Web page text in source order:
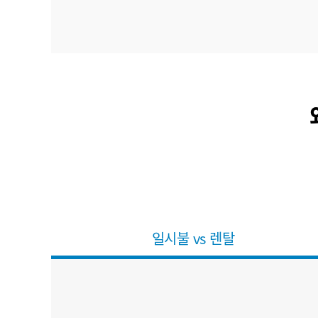
일시불 vs 렌탈